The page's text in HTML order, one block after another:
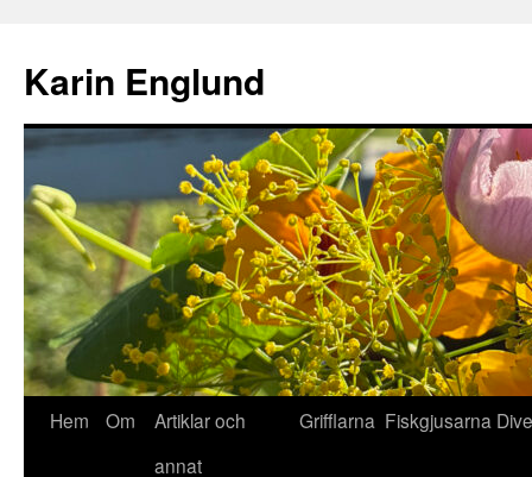
innehåll
Karin Englund
Hem Om
Artiklar och
annat
Grifflarna Fiskgjusarna